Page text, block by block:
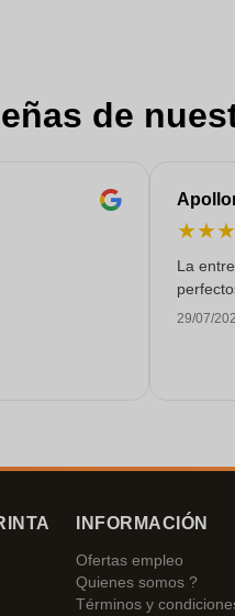
de
★★★
La
29/07/
INFORMACIÓN
Ofertas empleo
Quienes somos ?
Términos y